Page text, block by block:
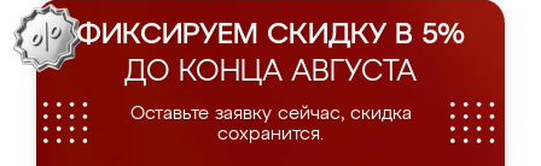
ФИКСИРУЕМ СКИДКУ В 5%
ДО КОНЦА АВГУСТА
Оставьте заявку сейчас, скидка
сохранится.